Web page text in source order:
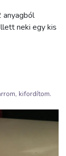
anyagból
neki egy kis
kifordítom.